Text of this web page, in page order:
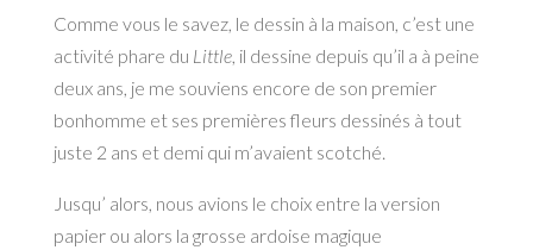
Comme vous le savez, le dessin à la maison, c’est une
activité phare du Little, il dessine depuis qu’il a à peine
deux ans, je me souviens encore de son premier
bonhomme et ses premières fleurs dessinés à tout
juste 2 ans et demi qui m’avaient scotché.
Jusqu’ alors, nous avions le choix entre la version
papier ou alors la grosse ardoise magique